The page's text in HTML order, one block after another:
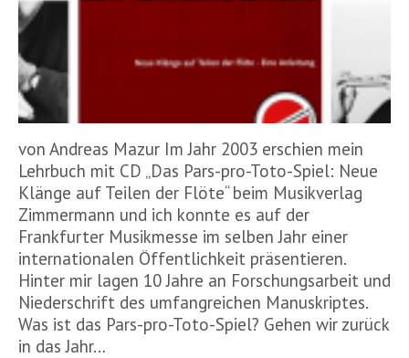
von Andreas Mazur Im Jahr 2003 erschien mein
Lehrbuch mit CD „Das Pars-pro-Toto-Spiel: Neue
Klänge auf Teilen der Flöte“ beim Musikverlag
Zimmermann und ich konnte es auf der
Frankfurter Musikmesse im selben Jahr einer
internationalen Öffentlichkeit präsentieren.
Hinter mir lagen 10 Jahre an Forschungsarbeit und
Niederschrift des umfangreichen Manuskriptes.
Was ist das Pars-pro-Toto-Spiel? Gehen wir zurück
in das Jahr…